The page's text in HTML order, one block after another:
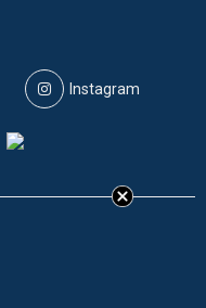
Instagram